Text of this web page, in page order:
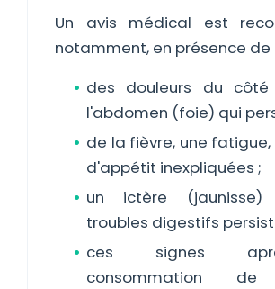
Un avis médical est
notamment, en présence de
des douleurs du
l'abdomen (foie) qui
de la fièvre, une
d'appétit inexpliquées ;
un ictère
troubles digestifs
ces signes
consommation de